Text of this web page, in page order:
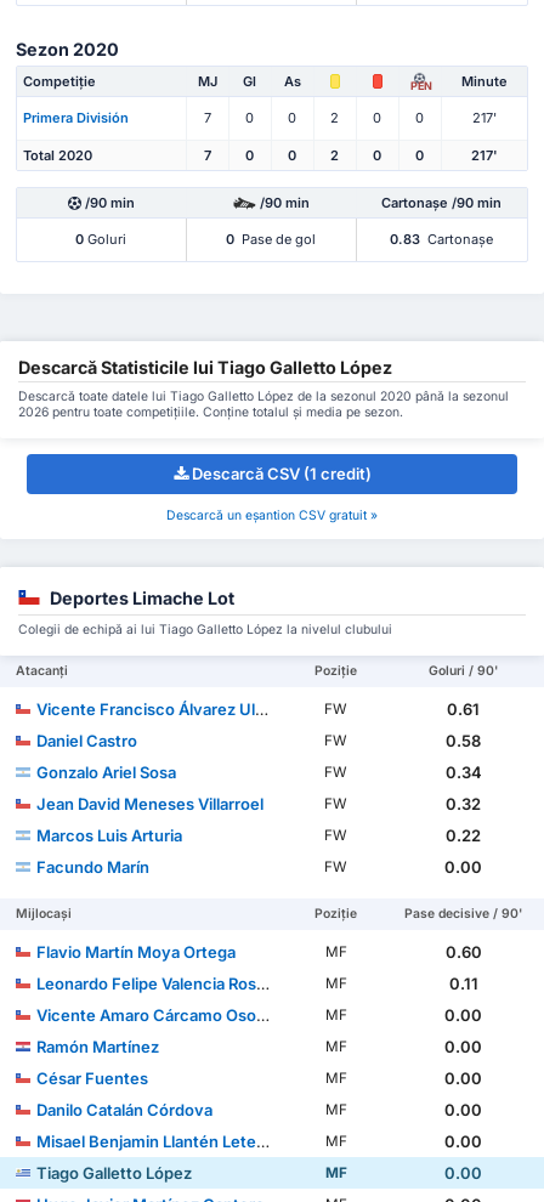
Sezon 2020
Competiție MJ Gl As PEN Minute
Primera División 7 0 0 2 0 0 217'
Total 2020 7 0 0 2 0 0 217'
/90 min /90 min Cartonașe /90 min
0 Goluri 0 Pase de gol 0.83 Cartonașe
Descarcă Statisticile lui Tiago Galletto López
Descarcă toate datele lui Tiago Galletto López de la sezonul 2020 până la sezonul
2026 pentru toate competițiile. Conține totalul și media pe sezon.
Descarcă CSV (1 credit)
Descarcă un eșantion CSV gratuit »
Deportes Limache Lot
Colegii de echipă ai lui Tiago Galletto López la nivelul clubului
Atacanți Poziție Goluri / 90'
Vicente Francisco Álvarez Ulloz FW
0.61
Daniel Castro
FW
0.58
Gonzalo Ariel Sosa
FW
0.34
Jean David Meneses Villarroel
FW
0.32
Marcos Luis Arturia
FW
0.22
Facundo Marín
FW 0.00
Mijlocași Poziție Pase decisive / 90'
Flavio Martín Moya Ortega MF
0.60
Leonardo Felipe Valencia Rossel
MF
0.11
Vicente Amaro Cárcamo Osorio
MF
0.00
Ramón Martínez
MF
0.00
César Fuentes
MF
0.00
Danilo Catalán Córdova
MF
0.00
Misael Benjamin Llantén Letelier
MF
0.00
Tiago Galletto López
MF
0.00